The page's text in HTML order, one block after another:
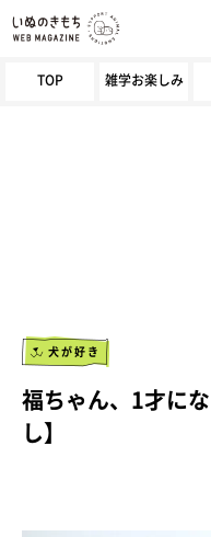
TOP 雑学お楽しみ
犬が好き
福ちゃん、1才に
し】